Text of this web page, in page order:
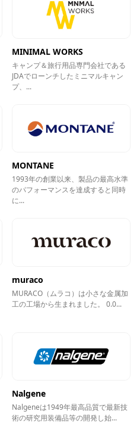
MINIMAL WORKS
キャンプ＆旅行用品専門会社である
JDAでローンチしたミニマルキャン
プ、...
MONTANE
1993年の創業以来、製品の最高水準
のパフォーマンスを達成すると同時
に...
muraco
MURACO（ムラコ）は⼩さな⾦属加
⼯の⼯場から⽣まれました。 0.0...
Nalgene
Nalgeneは1949年最高品質で最新技
術の研究用装備品等の開発し始...